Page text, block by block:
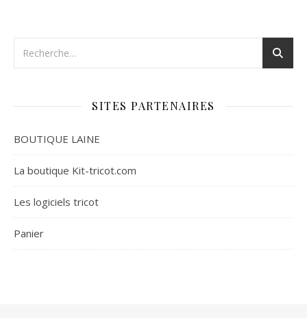
SITES PARTENAIRES
BOUTIQUE LAINE
La boutique Kit-tricot.com
Les logiciels tricot
Panier